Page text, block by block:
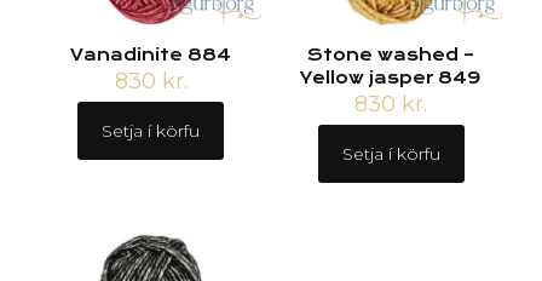
Vanadinite 884
830 kr.
Setja í körfu
Stone washed –
Yellow jasper 849
830 kr.
Setja í körfu